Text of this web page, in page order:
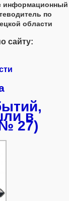
информационный
по
области
сайту:
в
27)